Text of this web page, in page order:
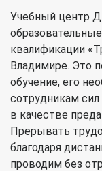
Учебный центр
квалификации
Владимире. Это
обучение, его
сотрудникам
в качестве
Прерывать
благодаря
проводим без